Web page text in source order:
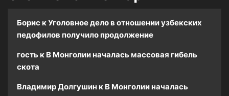
Борис кУголовное дело в отношении узбекских
педофилов получило продолжение
гость к В Монголии началась массовая гибель
скота
Владимир Долгушин к В Монголии началась